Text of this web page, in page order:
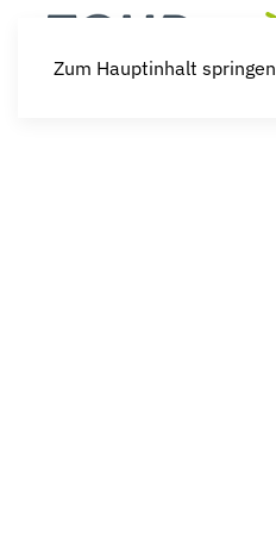
Zum Hauptinhalt springen